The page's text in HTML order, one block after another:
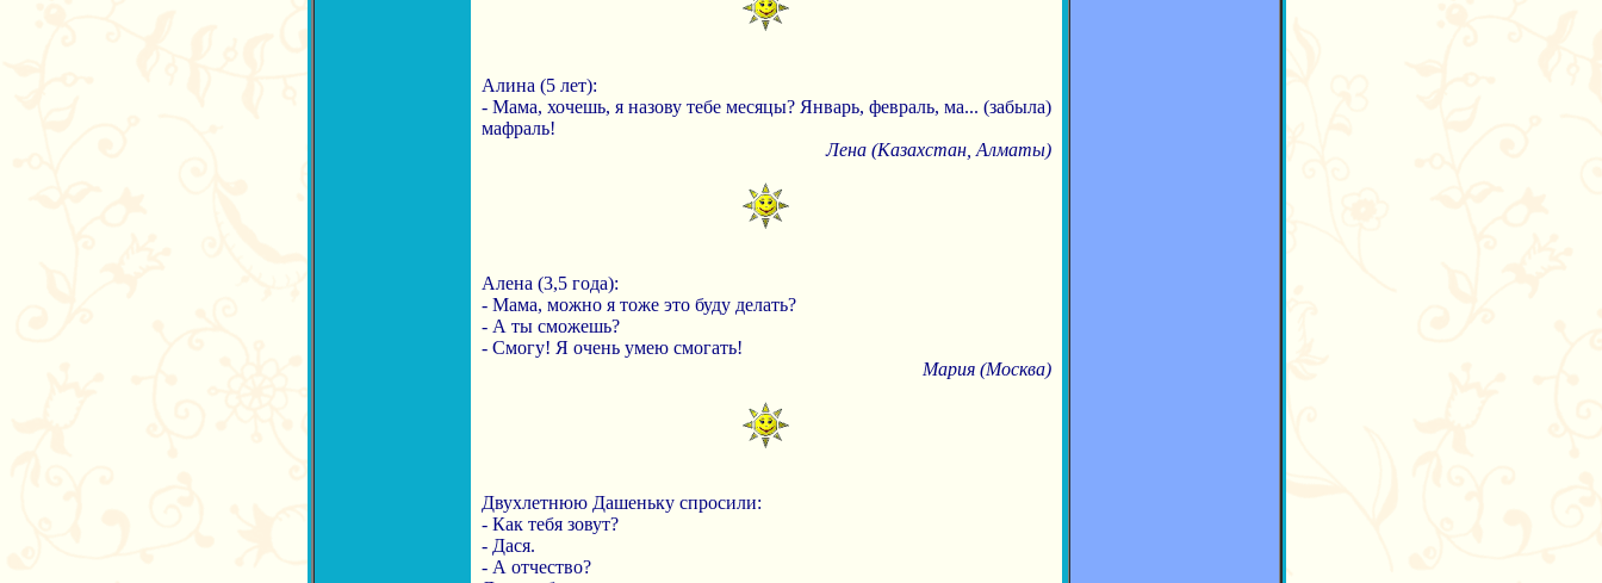
Алина (5 лет):
- Мама, хочешь, я назову тебе месяцы? Январь, февраль, ма... (забыла)
мафраль!
Лена (Казахстан, Алматы)
Алена (3,5 года):
- Мама, можно я тоже это буду делать?
- А ты сможешь?
- Смогу! Я очень умею смогать!
Мария (Москва)
Двухлетнюю Дашеньку спросили:
- Как тебя зовут?
- Дася.
- А отчество?